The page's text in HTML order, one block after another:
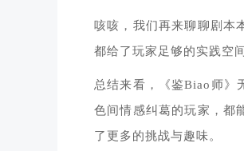
咳咳，我们再来聊聊剧本
都给了玩家足够的实践空
总结来看，《鉴Biao师》
色间情感纠葛的玩家，都
了更多的挑战与趣味。